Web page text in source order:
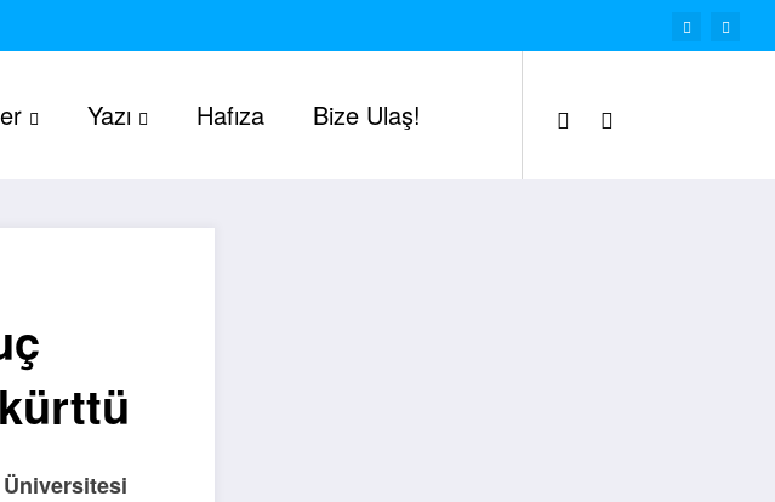
Yazı Hafıza Bize Ulaş!